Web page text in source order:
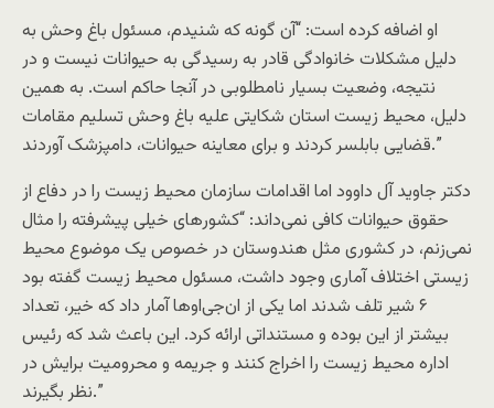
او اضافه کرده است: “آن گونه که شنیدم، مسئول باغ وحش به
دلیل مشکلات خانوادگی قادر به رسیدگی به حیوانات نیست و در
نتیجه، وضعیت بسیار نامطلوبی در آنجا حاکم است. به همین
دلیل، محیط زیست استان شکایتی علیه باغ وحش تسلیم مقامات
قضایی بابلسر کردند و برای معاینه حیوانات، دامپزشک آوردند.”
دکتر جاوید آل داوود اما اقدامات سازمان محیط زیست را در دفاع از
حقوق حیوانات کافی نمی‌داند: “کشورهای خیلی پیشرفته را مثال
نمی‌زنم، در کشوری مثل هندوستان در خصوص یک موضوع محیط
زیستی اختلاف آماری وجود داشت، مسئول محیط زیست گفته بود
۶ شیر تلف شدند اما یکی از ان‌جی‌اوها آمار داد که خیر، تعداد
بیشتر از این بوده و مستنداتی ارائه کرد. این باعث شد که رئیس
اداره محیط زیست را اخراج کنند و جریمه و محرومیت برایش در
نظر بگیرند.”